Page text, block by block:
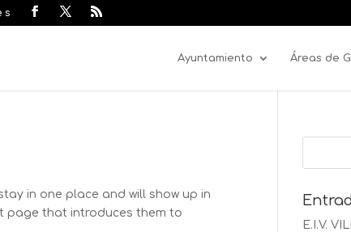
Ayuntamiento Áreas de
in one place and will show up in
page that introduces them to
E.I.V.